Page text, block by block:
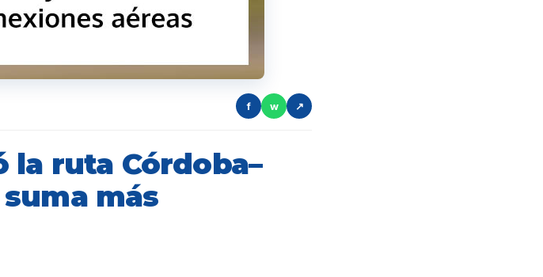
f w ↗
la ruta Córdoba–
más